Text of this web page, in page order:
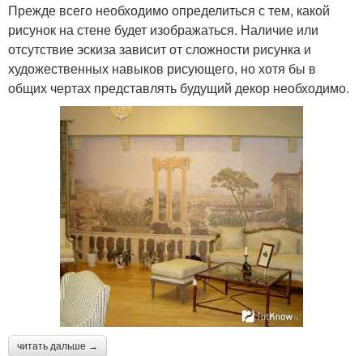
Прежде всего необходимо определиться с тем, какой
рисунок на стене будет изображаться. Наличие или
отсутствие эскиза зависит от сложности рисунка и
художественных навыков рисующего, но хотя бы в
общих чертах представлять будущий декор необходимо.
читать дальше →